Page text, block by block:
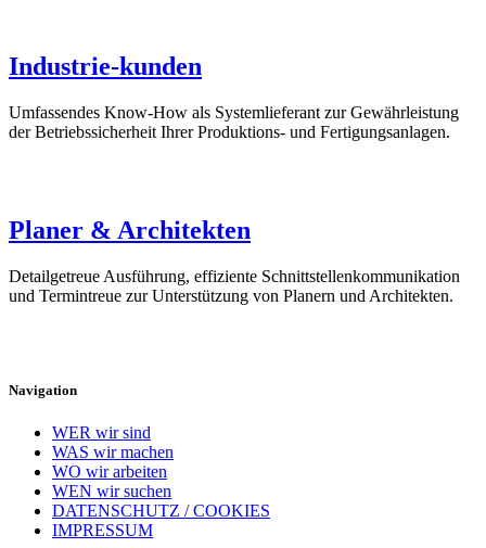
Industrie-kunden
Umfassendes Know-How als Systemlieferant zur Gewährleistung
der Betriebssicherheit Ihrer Produktions- und Fertigungsanlagen.
Planer & Architekten
Detailgetreue Ausführung, effiziente Schnittstellenkommunikation
und Termintreue zur Unterstützung von Planern und Architekten.
Navigation
WER wir sind
WAS wir machen
WO wir arbeiten
WEN wir suchen
DATENSCHUTZ / COOKIES
IMPRESSUM